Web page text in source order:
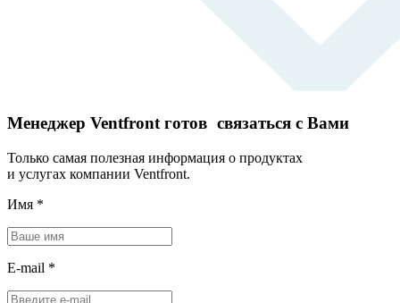
Менеджер Ventfront готов связаться с Вами
Только самая полезная информация о продуктах
и услугах компании Ventfront.
Имя *
E-mail *